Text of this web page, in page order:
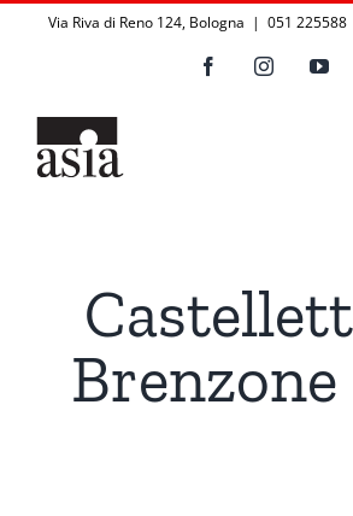
Via Riva di Reno 124, Bologna | 051 225588
FacebookInstagram
Brenzone